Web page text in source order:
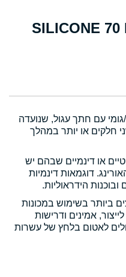
154.00×4.00
עם חתך עגול, שנועדה
חלקים או יותר במהלך
או דינמיים שבהם יש
דוגמאות דינמיות
הידראוליות.
ביותר בשימוש במכונות
אמינים ודרישות
לאטום בלחץ של עשרות